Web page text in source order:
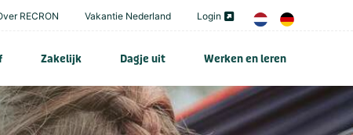
RECRON Vakantie Nederland Login
Zakelijk Dagje uit Werken en leren